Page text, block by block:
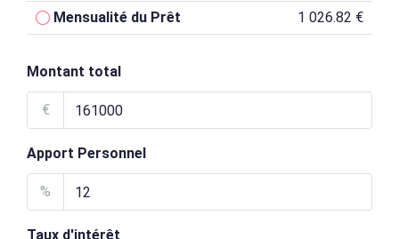
Mensualité du Prêt
1 026.82 €
Montant total
€
Apport Personnel
%
Taux d'intérêt